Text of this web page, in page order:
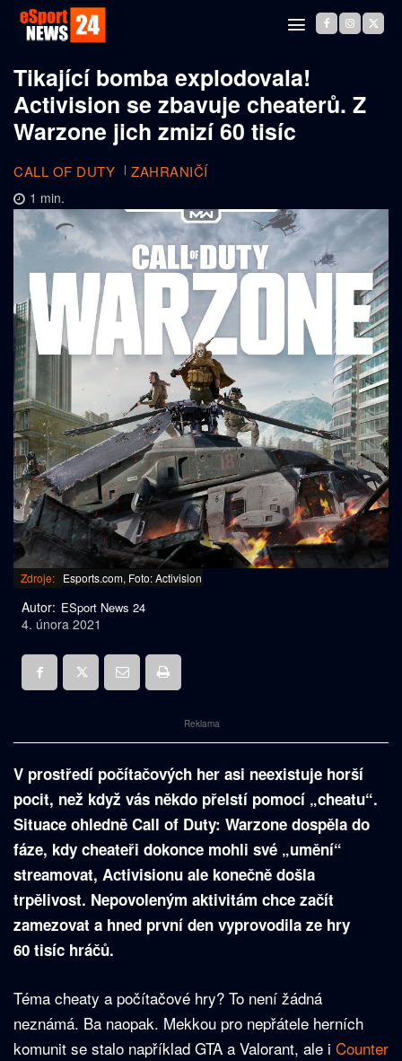
Tikající bomba explodovala!
Activision se zbavuje cheaterů. Z
Warzone jich zmizí 60 tisíc
CALL OF DUTY ZAHRANIČÍ
1 min.
Zdroje: Esports.com, Foto: Activision
Autor: ESport News 24
4. února 2021
Reklama
V prostředí počítačových her asi neexistuje horší
pocit, než když vás někdo přelstí pomocí „cheatu“.
Situace ohledně Call of Duty: Warzone dospěla do
fáze, kdy cheateři dokonce mohli své „umění“
streamovat, Activisionu ale konečně došla
trpělivost. Nepovoleným aktivitám chce začít
zamezovat a hned první den vyprovodila ze hry
60 tisíc hráčů.
Téma cheaty a počítačové hry? To není žádná
neznámá. Ba naopak. Mekkou pro nepřátele herních
komunit se stalo například GTA a Valorant, ale i Counter